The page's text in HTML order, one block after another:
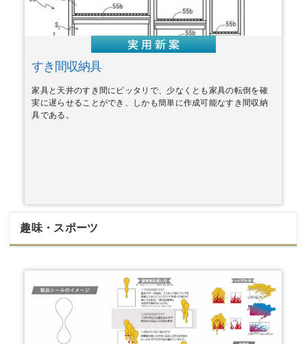
すき間収納具
家具と天井のすき間にピッタリで、少なくとも家具の転倒を確
実に遅らせることができ、しかも簡単に作成可能なすき間収納
具である。
趣味・スポーツ